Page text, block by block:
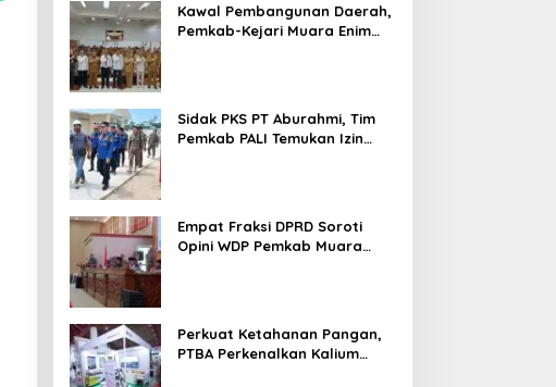
Kawal Pembangunan Daerah,
Pemkab-Kejari Muara Enim
Sidak PKS PT Aburahmi, Tim
Pemkab PALI Temukan Izin
Empat Fraksi DPRD Soroti
Opini WDP Pemkab Muara
Perkuat Ketahanan Pangan,
PTBA Perkenalkan Kalium